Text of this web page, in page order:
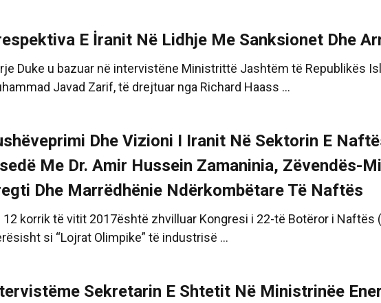
E İranit Në Lidhje Me Sanksionet Dhe
Duke u bazuar në intervistëne Ministrittë Jashtëm të Republikës
Javad Zarif, të drejtuar nga Richard Haass ...
Dhe Vizioni I Iranit Në Sektorin E
Me Dr. Amir Hussein Zamaninia, Zëvendës-
Dhe Marrëdhënie Ndërkombëtare Të Naftës
12 korrik të vitit 2017është zhvilluar Kongresi i 22-të Botëror i Naftës
si “Lojrat Olimpike” të industrisë ...
Sekretarin E Shtetit Në Ministrinëe